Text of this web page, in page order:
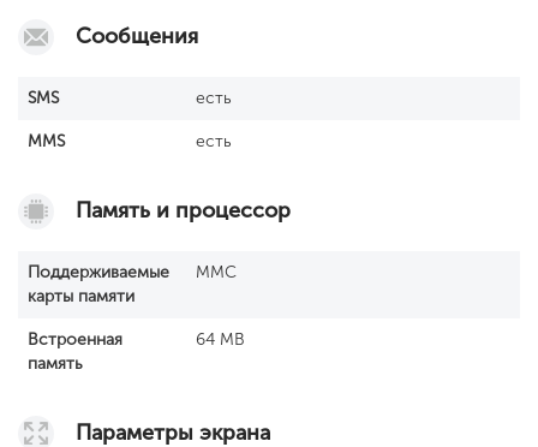
Сообщения
SМS есть
MMS есть
Память и процессор
Поддерживаемые
карты памяти
MMC
Встроенная
память
64 MB
Параметры экрана